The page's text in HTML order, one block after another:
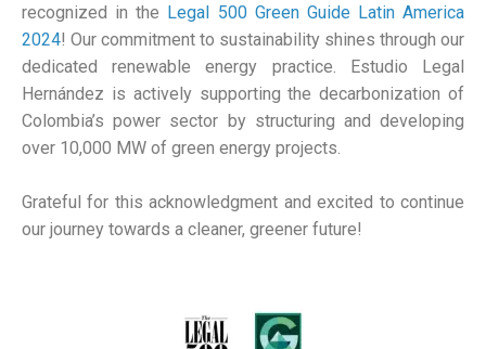
recognized in the Legal 500 Green Guide Latin America
2024! Our commitment to sustainability shines through our
dedicated renewable energy practice. Estudio Legal
Hernández is actively supporting the decarbonization of
Colombia’s power sector by structuring and developing
over 10,000 MW of green energy projects.
Grateful for this acknowledgment and excited to continue
our journey towards a cleaner, greener future!